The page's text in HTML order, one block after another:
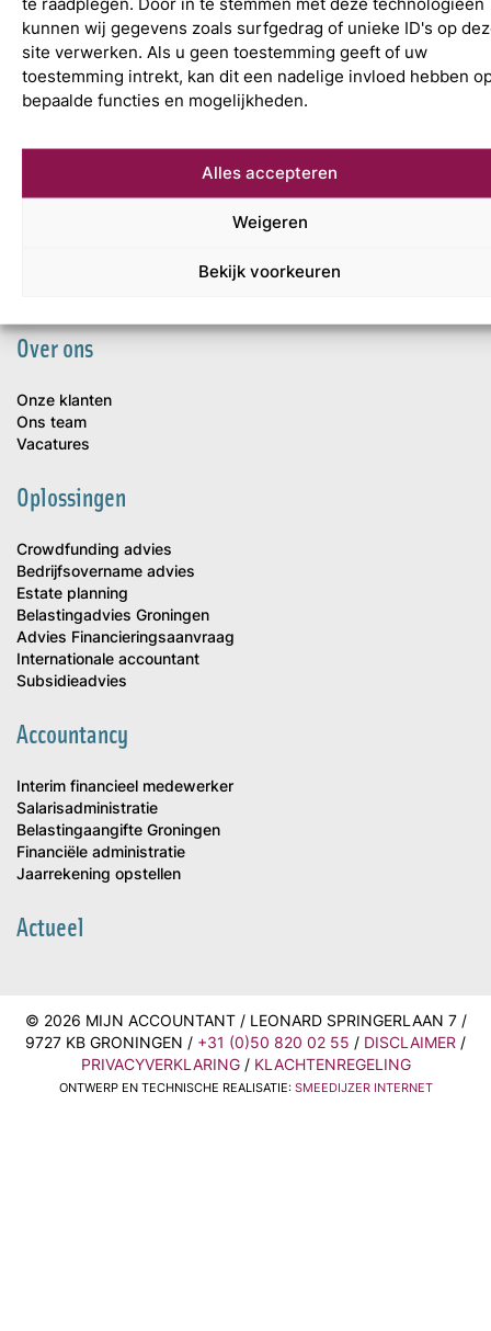
kunnen wij gegevens zoals surfgedrag of unieke ID's op
site verwerken. Als u geen toestemming geeft of uw
toestemming intrekt, kan dit een nadelige invloed hebben
bepaalde functies en mogelijkheden.
Alles accepteren
Weigeren
Bekijk voorkeuren
Wat is uw
volgende stap?
Leonard Springerlaan 7
Over ons
Onze klanten
Ons team
Vacatures
Oplossingen
Crowdfunding advies
Bedrijfsovername advies
Estate planning
Belastingadvies Groningen
Advies Financieringsaanvraag
Internationale accountant
Subsidieadvies
Accountancy
Interim financieel medewerker
Salarisadministratie
Belastingaangifte Groningen
Financiële administratie
Jaarrekening opstellen
Actueel
© 2026 MIJN ACCOUNTANT / LEONARD SPRINGERLAAN 7 /
9727 KB GRONINGEN / +31 (0)50 820 02 55 / DISCLAIMER /
PRIVACYVERKLARING/ KLACHTENREGELING
ONTWERP EN TECHNISCHE REALISATIE: SMEEDIJZER INTERNET